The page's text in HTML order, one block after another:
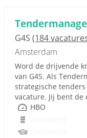
G4S (184
Amsterdam
Word de drijvende
van G4S. Als
strategische
vacature. Jij bent
HBO